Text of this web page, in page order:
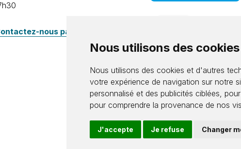
Nous utilisons des cookies
Nous utilisons des cookies et d'autres
votre expérience de navigation sur notre
personnalisé et des publicités ciblées,
pour comprendre la provenance de nos
J'accepte Je refuse Changer
nous par e-mail